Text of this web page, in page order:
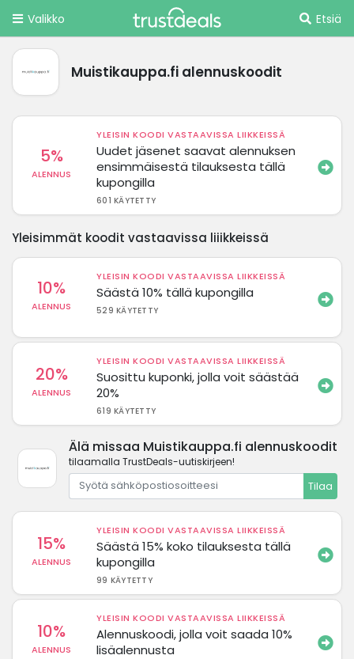
Valikko Etsiä
Muistikauppa.fi alennuskoodit
5%
ALENNUS
YLEISIN KOODI VASTAAVISSA LIIKKEISSÄ
Uudet jäsenet saavat alennuksen
ensimmäisestä tilauksesta tällä
kupongilla
601 KÄYTETTY
Yleisimmät koodit vastaavissa liiikkeissä
10%
ALENNUS
YLEISIN KOODI VASTAAVISSA LIIKKEISSÄ
Säästä 10% tällä kupongilla
529 KÄYTETTY
20%
ALENNUS
YLEISIN KOODI VASTAAVISSA LIIKKEISSÄ
Suosittu kuponki, jolla voit säästää
20%
619 KÄYTETTY
Älä missaa Muistikauppa.fi alennuskoodit
tilaamalla TrustDeals-uutiskirjeen!
Tilaa
15%
ALENNUS
YLEISIN KOODI VASTAAVISSA LIIKKEISSÄ
Säästä 15% koko tilauksesta tällä
kupongilla
99 KÄYTETTY
10%
ALENNUS
YLEISIN KOODI VASTAAVISSA LIIKKEISSÄ
Alennuskoodi, jolla voit saada 10%
lisäalennusta